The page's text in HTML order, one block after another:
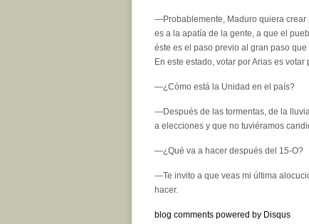
—Probablemente, Maduro quiera crear
es a la apatía de la gente, a que el
éste es el paso previo al gran paso
En este estado, votar por Arias es
—¿Cómo está la Unidad en el país?
—Después de las tormentas, de la
a elecciones y que no tuviéramos
—¿Qué va a hacer después del 15-O?
—Te invito a que veas mi última
hacer.
blog comments powered by Disqus